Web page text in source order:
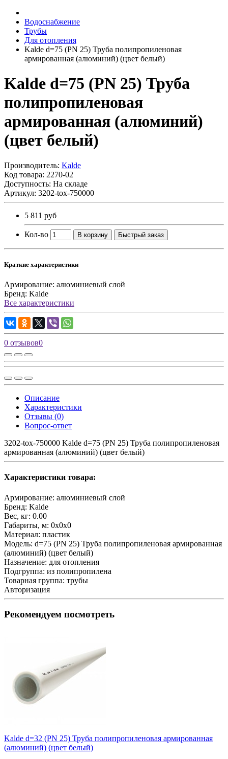
Водоснабжение
Трубы
Для отопления
Kalde d=75 (PN 25) Труба полипропиленовая
армированная (алюминий) (цвет белый)
Kalde d=75 (PN 25) Труба
полипропиленовая
армированная (алюминий)
(цвет белый)
Производитель: Kalde
Код товара: 2270-02
Доступность: На складе
Артикул: 3202-tox-750000
5 811 руб
Кол-во В корзину Быстрый заказ
Краткие характеристики
Армирование: алюминиевый слой
Бренд: Kalde
Все характеристики
0 отзывов0
Описание
Характеристики
Отзывы (0)
Вопрос-ответ
3202-tox-750000 Kalde d=75 (PN 25) Труба полипропиленовая
армированная (алюминий) (цвет белый)
Характеристики товара:
Армирование: алюминиевый слой
Бренд: Kalde
Вес, кг: 0.00
Габариты, м: 0x0x0
Материал: пластик
Модель: d=75 (PN 25) Труба полипропиленовая армированная
(алюминий) (цвет белый)
Назначение: для отопления
Подгруппа: из полипропилена
Товарная группа: трубы
Авторизация
Рекомендуем посмотреть
Kalde d=32 (PN 25) Труба полипропиленовая армированная
(алюминий) (цвет белый)